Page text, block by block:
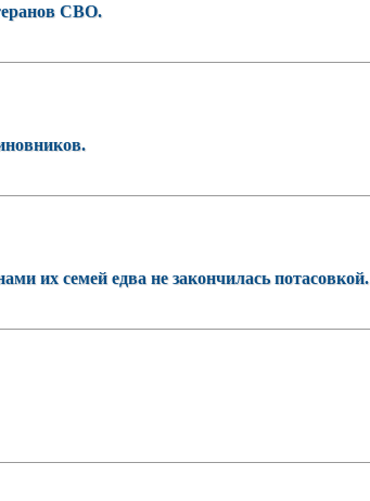
СВО.
их семей едва не закончилась потасовкой.